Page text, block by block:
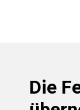
Die